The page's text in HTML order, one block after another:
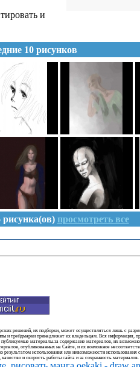
и
10 рисунков
рисунка(ов) просмотреть все
решений, их подборки, может осуществляться лишь с
и трейдмарки принадлежат их владельцам. Вся информация,
материалы.за содержание материалов, их
опубликованных на Сайте, и их возможное
использования или невозможности использования
и скорость работы сайта и за сохранность материалов.